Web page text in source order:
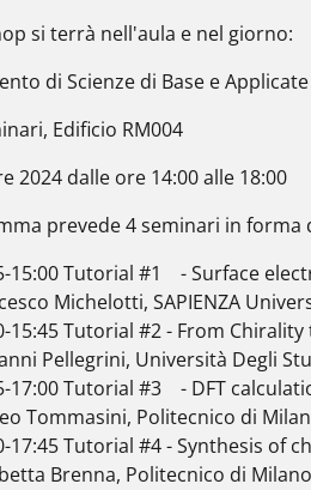
si terrà nell'aula e nel giorno:
di Scienze di Base e
Edificio RM004
2024 dalle ore 14:00 alle 18:00
prevede 4 seminari in
15:00 Tutorial #1 - Surface
Michelotti, SAPIENZA
15:45 Tutorial #2 - From
Pellegrini, Università Degli
17:00 Tutorial #3 - DFT
Tommasini, Politecnico di
17:45 Tutorial #4 - Synthesis of
Brenna, Politecnico di Milano